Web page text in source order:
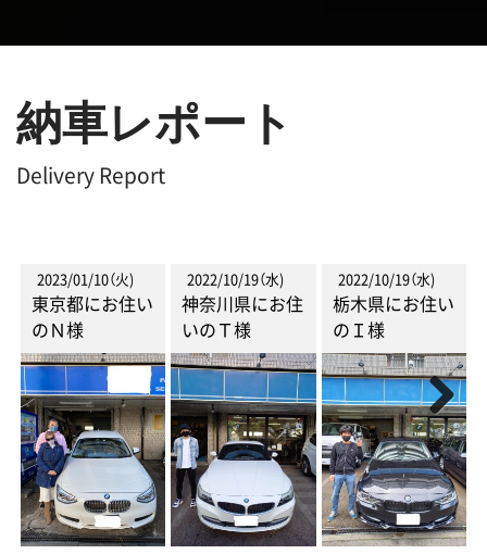
納車レポート
Delivery Report
お住
2022/10/19（水)
栃木県にお住い
のＩ様
2022/09/21（水)
神奈川県にお住
いのＨ様
2022/09/16（金)
東京都にお住
のT様
Previous Next